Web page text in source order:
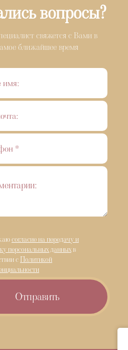
вопросы?
свяжется с Вами в
ближайшее время
согласие на передачу и
персональных данныхв
с Политикой
Отправить